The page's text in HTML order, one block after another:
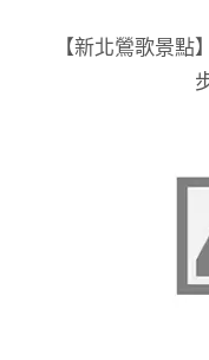
【新北鶯歌景點